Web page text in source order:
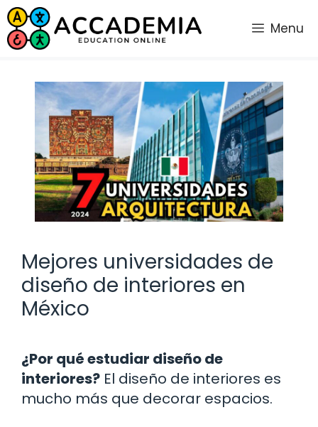
Saltar
al
contenido
Menu
Mejores universidades de
diseño de interiores en
México
¿Por qué estudiar diseño de
interiores? El diseño de interiores es
mucho más que decorar espacios.